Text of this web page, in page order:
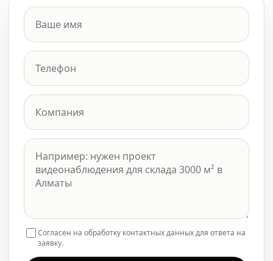
Согласен на обработку контактных данных для ответа на
заявку.